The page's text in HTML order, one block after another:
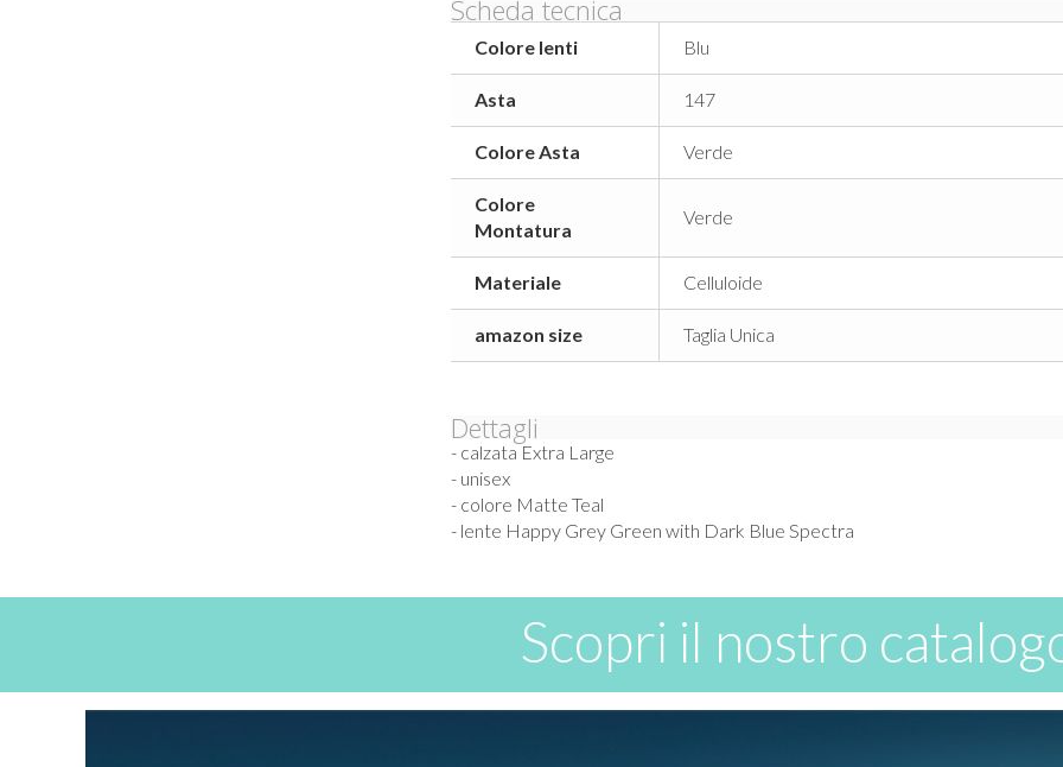
Scheda tecnica
Colore lenti Blu
Asta 147
Colore Asta Verde
Colore
Montatura
Verde
Materiale Celluloide
amazon size Taglia Unica
Dettagli
- calzata Extra Large
- unisex
- colore Matte Teal
- lente Happy Grey Green with Dark Blue Spectra
Scopri il nostro